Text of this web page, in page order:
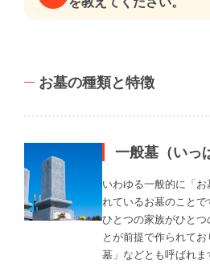
お墓の種類と特徴
一般墓（いっ
いわゆる一般的に「
れているお墓のことで
ひとつの家族がひと
とが前提で作られて
墓」などとも呼ばれま